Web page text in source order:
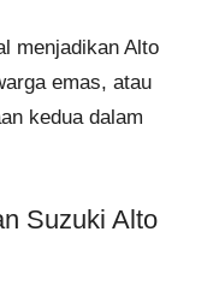
menjadikan Alto
emas, atau
kedua dalam
Suzuki Alto